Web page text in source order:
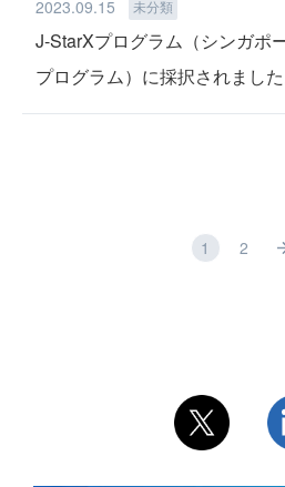
CONTACT US
2023.09.15 未分類
J-StarXプログラム（シンガポ
プログラム）に採択されました
1 2